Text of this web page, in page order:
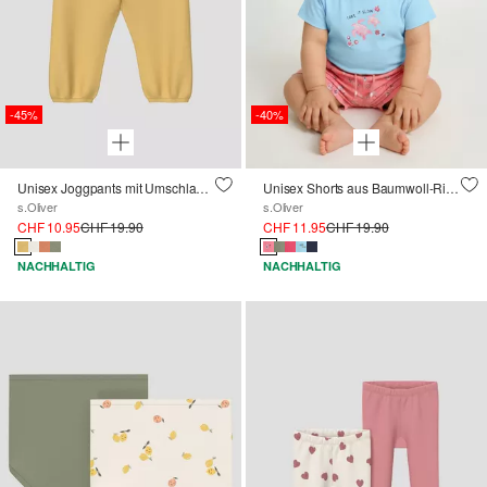
-45%
Unisex Joggpants mit Umschlagbund
s.Oliver
CHF 10.95CHF 19.90
NACHHALTIG
-40%
Unisex Shorts aus Baumwoll-Rippware
s.Oliver
CHF 11.95CHF 19.90
NACHHALTIG